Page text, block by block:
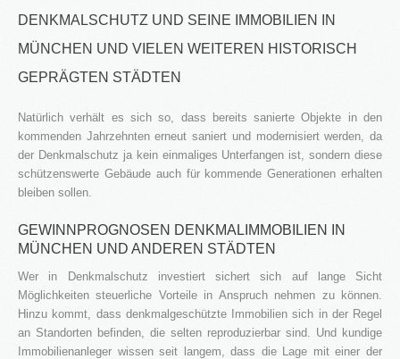
DENKMALSCHUTZ UND SEINE IMMOBILIEN IN
MÜNCHEN UND VIELEN WEITEREN HISTORISCH
GEPRÄGTEN STÄDTEN
Natürlich verhält es sich so, dass bereits sanierte Objekte in den
kommenden Jahrzehnten erneut saniert und modernisiert werden, da
der Denkmalschutz ja kein einmaliges Unterfangen ist, sondern diese
schützenswerte Gebäude auch für kommende Generationen erhalten
bleiben sollen.
GEWINNPROGNOSEN DENKMALIMMOBILIEN IN
MÜNCHEN UND ANDEREN STÄDTEN
Wer in Denkmalschutz investiert sichert sich auf lange Sicht
Möglichkeiten steuerliche Vorteile in Anspruch nehmen zu können.
Hinzu kommt, dass denkmalgeschützte Immobilien sich in der Regel
an Standorten befinden, die selten reproduzierbar sind. Und kundige
Immobilienanleger wissen seit langem, dass die Lage mit einer der